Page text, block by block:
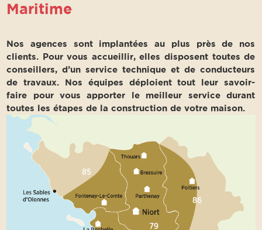
Maritime
Nos agences sont implantées au plus près de nos
clients. Pour vous accueillir, elles disposent toutes de
conseillers, d’un service technique et de conducteurs
de travaux. Nos équipes déploient tout leur savoir-
faire pour vous apporter le meilleur service durant
toutes les étapes de la construction de votre maison.